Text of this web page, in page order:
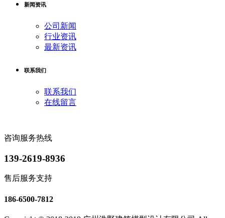
新闻资讯
公司新闻
行业资讯
最新资讯
联系我们
联系我们
在线留言
咨询服务热线
139-2619-8936
售后服务支持
186-6500-7812